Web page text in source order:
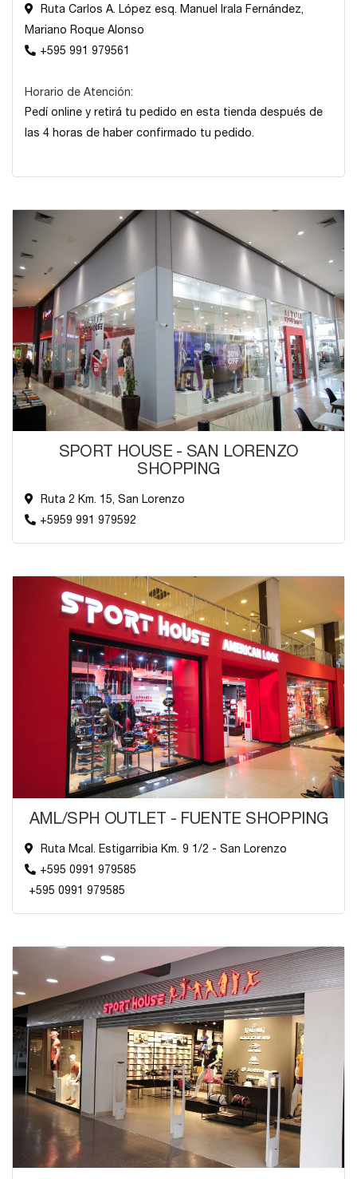
Ruta Carlos A. López esq. Manuel Irala Fernández,
Mariano Roque Alonso
+595 991 979561
Horario de Atención:
Pedí online y retirá tu pedido en esta tienda después de
las 4 horas de haber confirmado tu pedido.
SPORT HOUSE - SAN LORENZO
SHOPPING
Ruta 2 Km. 15, San Lorenzo
+5959 991 979592
AML/SPH OUTLET - FUENTE SHOPPING
Ruta Mcal. Estigarribia Km. 9 1/2 - San Lorenzo
+595 0991 979585
+595 0991 979585